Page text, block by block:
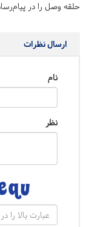
حلقه وصل را در
ارسال نظرات
نام
نظر